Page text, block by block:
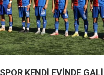
Gündem
Haber
Spor
Künye ve İletişim
KENDİ EVİNDE